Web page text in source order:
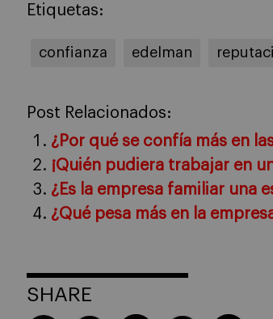
Etiquetas:
confianza edelman
Post Relacionados:
¿Por qué se confía más en
¡Quién pudiera trabajar en
¿Es la empresa familiar una
¿Qué pesa más en la
SHARE